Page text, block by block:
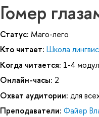
Гомер
Статус: Маго-лего
Кто читает: Школа
Когда читается: 1-4
Онлайн-часы: 2
Охват аудитории: для
Преподаватели: Файер